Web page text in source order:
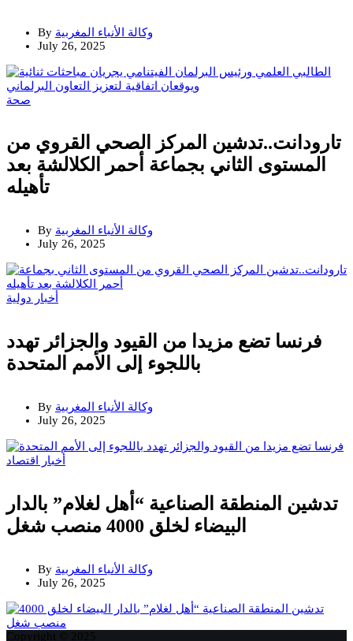
By وكالة الأنباء المغربية
July 26, 2025
صحة
تارودانت..تدشين المركز الصحي القروي من
المستوى الثاني بجماعة أحمر الكلالشة بعد
تأهيله
By وكالة الأنباء المغربية
July 26, 2025
أخبار دولية
فرنسا تضع مزيدا من القيود والجزائر تهدد
باللجوء إلى الأمم المتحدة
By وكالة الأنباء المغربية
July 26, 2025
أخبار اقتصاد
تدشين المنطقة الصناعية “أهل لغلام” بالدار
البيضاء لخلق 4000 منصب شغل
By وكالة الأنباء المغربية
July 26, 2025
Copyright © 2025